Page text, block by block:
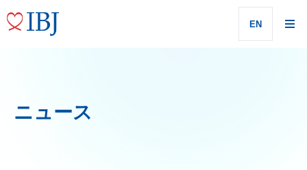
EN
ニュース